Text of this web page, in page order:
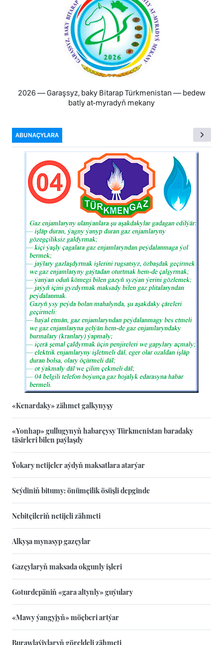
2026 — Garaşsyz, baky Bitarap Türkmenistan — bedew
batly at-myradyň mekany
ABUNAÇYLARA
«Kenardaky» zähmet galkynyşy
«Yonhap» gullugynyň habarçysy Türkmenistan baradaky
täsirleri bilen paýlaşdy
Ýokary netijeler aýdyň maksatlara atarýar
Seýdiniň bitumy: önümçilik ösüşli depginde
Nebitçileriň netijeli zähmeti
Alkyşa mynasyp gazçylar
Gazçylaryň maksada okgunly işleri
Goturdepäniň «gara altynly» guýulary
«Mawy ýangyjyň» möçberi artýar
Burawlaýjylaryň göreldeli zähmeti